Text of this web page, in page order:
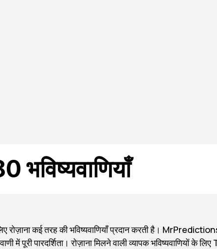
भविष्यवाणियाँ
रोज़ाना कई तरह की भविष्यवाणियाँ प्रदान करती है।
में पूरी पारदर्शिता। रोज़ाना मिलने वाली व्यापक भविष्यवाणियों के